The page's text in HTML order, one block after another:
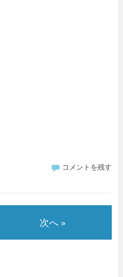
コメントを残す
次へ »